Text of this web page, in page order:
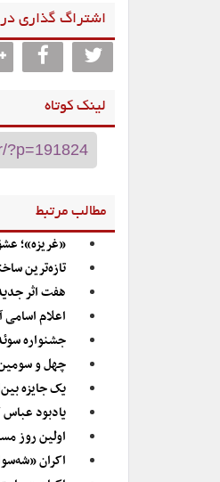
اشتراگ گذاری
لینک کوتاه
مطالب مرتبط
«غریزه»؛
تازه‌ترین
هفت اثر
اعلام
جشنواره
چهل و سومین
یک جایزه
یادبود
اولین روز
اکران